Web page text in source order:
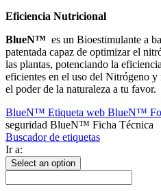
Eficiencia Nutricional
BlueN™ es un Bioestimulante a
patentada capaz de optimizar el
las plantas, potenciando la
eficientes en el uso del Nitrógeno y
el poder de la naturaleza a tu favor.
BlueN™ Etiqueta web BlueN™
seguridad BlueN™ Ficha Técnica
Buscador de etiquetas
Ir a:
Select an option